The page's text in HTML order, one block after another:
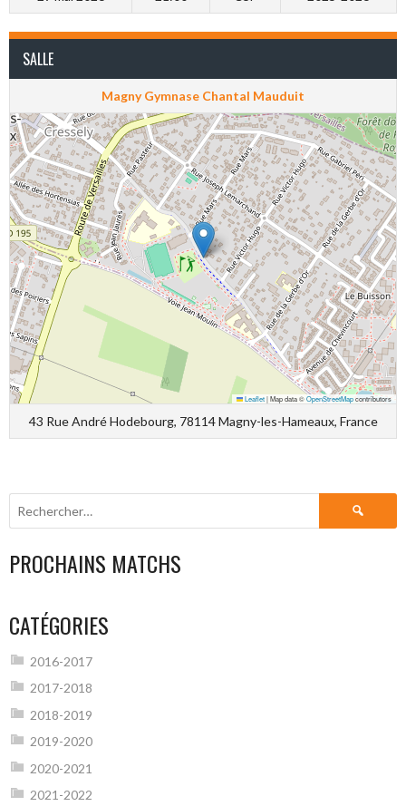
SALLE
Magny Gymnase Chantal Mauduit
Leaflet|Map data ©OpenStreetMapcontributors
43 Rue André Hodebourg, 78114 Magny-les-Hameaux, France
Rechercher :
PROCHAINS MATCHS
CATÉGORIES
2016-2017
2017-2018
2018-2019
2019-2020
2020-2021
2021-2022